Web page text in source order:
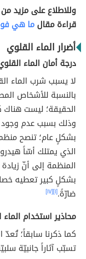
وللاطلاع على مزيد
قراءة مقالما هي
أضرار الماء القلوي
درجة أمان الماء
لا يسبب شرب الماء
بالنسبة للأشخاص
الحقيقة؛ ليست
وذلك بسبب عدم وجود
المنظمة إلى أنّ
بشكلٍ كبير تعطيه
ضارّةً.[١] [١٧]
محاذير استخدام الماء
كما ذكرنا سابقاً؛ تُعدّ
تسبّب آثاراً جانبيّة